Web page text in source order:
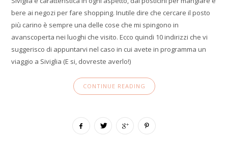
bere ai negozi per fare shopping. Inutile dire che cercare il posto
più carino è sempre una delle cose che mi spingono in
avanscoperta nei luoghi che visito. Ecco quindi 10 indirizzi che vi
suggerisco di appuntarvi nel caso in cui avete in programma un
viaggio a Siviglia (E si, dovreste averlo!)
CONTINUE READING